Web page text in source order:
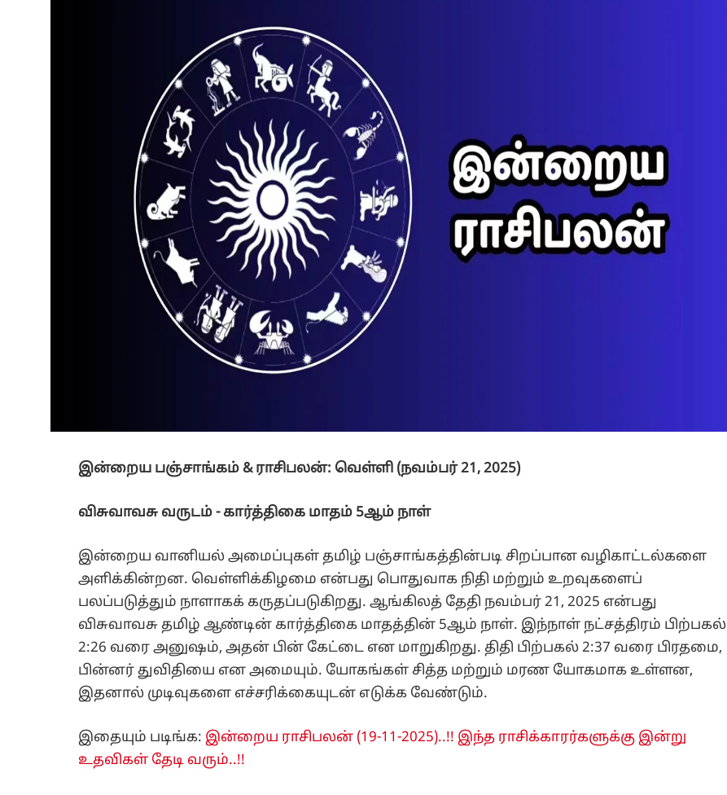
இன்றைய பஞ்சாங்கம் & ராசிபலன்: வெள்ளி (நவம்பர் 21, 2025)
விசுவாவசு வருடம் - கார்த்திகை மாதம் 5ஆம் நாள்
இன்றைய வானியல் அமைப்புகள் தமிழ் பஞ்சாங்கத்தின்படி சிறப்பான வழிகாட்டல்களை
அளிக்கின்றன. வெள்ளிக்கிழமை என்பது பொதுவாக நிதி மற்றும் உறவுகளைப்
பலப்படுத்தும் நாளாகக் கருதப்படுகிறது. ஆங்கிலத் தேதி நவம்பர் 21, 2025 என்பது
விசுவாவசு தமிழ் ஆண்டின் கார்த்திகை மாதத்தின் 5ஆம் நாள். இந்நாள் நட்சத்திரம் பிற்பகல்
2:26 வரை அனுஷம், அதன் பின் கேட்டை என மாறுகிறது. திதி பிற்பகல் 2:37 வரை பிரதமை,
பின்னர் துவிதியை என அமையும். யோகங்கள் சித்த மற்றும் மரண யோகமாக உள்ளன,
இதனால் முடிவுகளை எச்சரிக்கையுடன் எடுக்க வேண்டும்.
இதையும் படிங்க: இன்றைய ராசிபலன் (19-11-2025)..!! இந்த ராசிக்காரர்களுக்கு இன்று
உதவிகள் தேடி வரும்..!!